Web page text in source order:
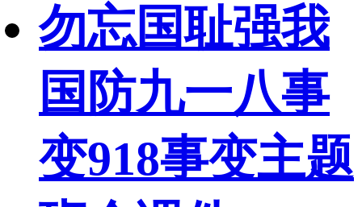
勿忘国耻强我
国防九一八事
变918事变主题